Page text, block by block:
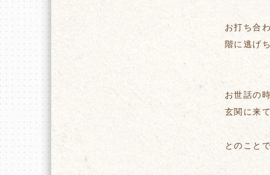
お打ち合
階に逃げ
お世話の
玄関に来
とのこと